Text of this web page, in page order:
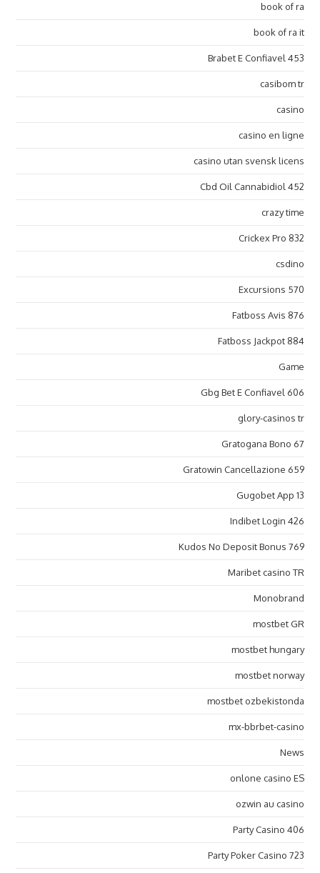
book of ra
book of ra it
Brabet E Confiavel 453
casibom tr
casino
casino en ligne
casino utan svensk licens
Cbd Oil Cannabidiol 452
crazy time
Crickex Pro 832
csdino
Excursions 570
Fatboss Avis 876
Fatboss Jackpot 884
Game
Gbg Bet E Confiavel 606
glory-casinos tr
Gratogana Bono 67
Gratowin Cancellazione 659
Gugobet App 13
Indibet Login 426
Kudos No Deposit Bonus 769
Maribet casino TR
Monobrand
mostbet GR
mostbet hungary
mostbet norway
mostbet ozbekistonda
mx-bbrbet-casino
News
onlone casino ES
ozwin au casino
Party Casino 406
Party Poker Casino 723